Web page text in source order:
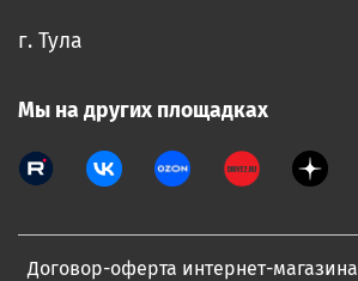
Договор-оферта интернет-магазина
г. Тула
Мы на других площадках